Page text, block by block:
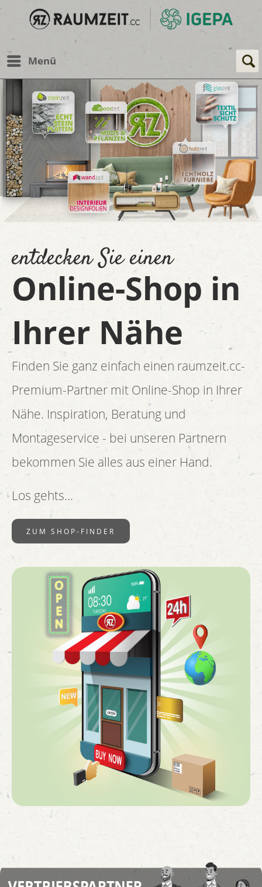
Menü
entdecken Sie einen
Online-Shop in
Ihrer Nähe
Finden Sie ganz einfach einen raumzeit.cc-
Premium-Partner mit Online-Shop in Ihrer
Nähe. Inspiration, Beratung und
Montageservice - bei unseren Partnern
bekommen Sie alles aus einer Hand.
Los gehts...
ZUM SHOP-FINDER